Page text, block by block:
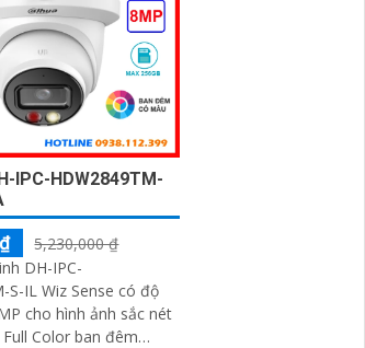
IPC-HDW2849TM-
5,230,000 ₫
DH-IPC-
S-IL Wiz Sense có độ
cho hình ảnh sắc nét
Color ban đêm